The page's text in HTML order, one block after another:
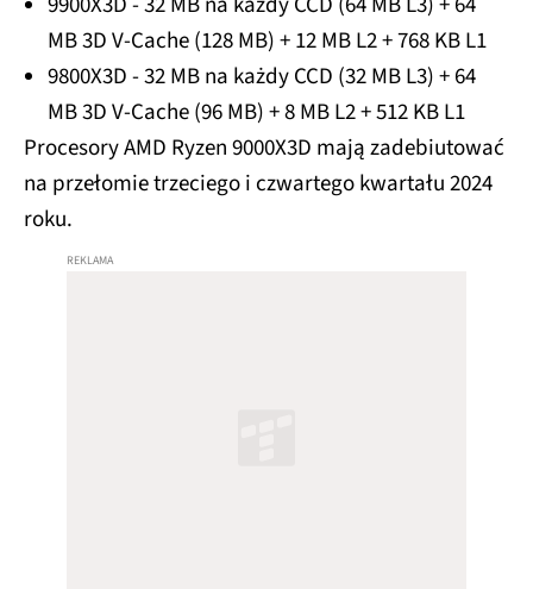
MB 3D V-Cache (128 MB) + 12 MB L2 + 768 KB L1
9800X3D - 32 MB na każdy CCD (32 MB L3) + 64
MB 3D V-Cache (96 MB) + 8 MB L2 + 512 KB L1
Procesory AMD Ryzen 9000X3D mają zadebiutować
na przełomie trzeciego i czwartego kwartału 2024
roku.